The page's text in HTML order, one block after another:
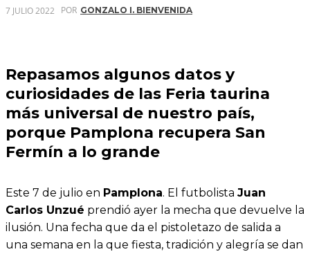
7 JULIO 2022 POR GONZALO I. BIENVENIDA
Repasamos algunos datos y
curiosidades de las Feria taurina
más universal de nuestro país,
porque Pamplona recupera San
Fermín a lo grande
Este 7 de julio en Pamplona. El futbolista Juan
Carlos Unzué prendió ayer la mecha que devuelve la
ilusión. Una fecha que da el pistoletazo de salida a
una semana en la que fiesta, tradición y alegría se dan